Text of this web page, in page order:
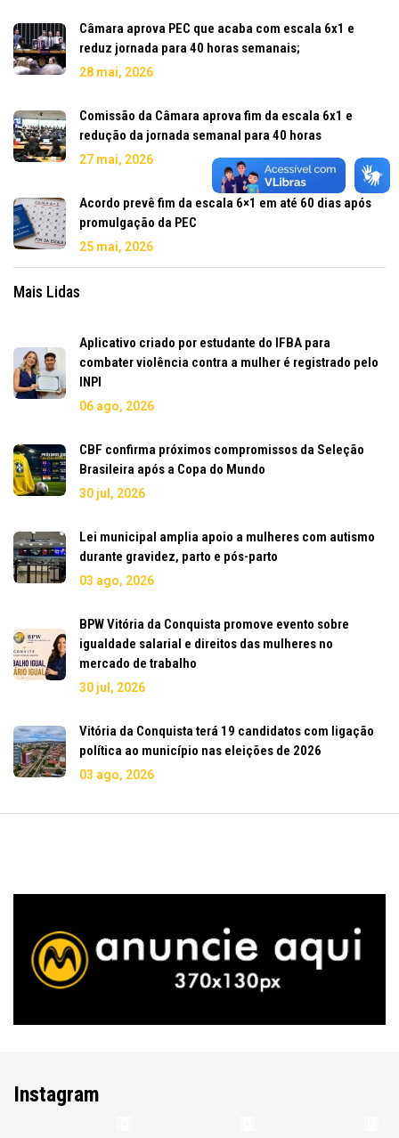
Câmara aprova PEC que acaba com escala 6x1 e
reduz jornada para 40 horas semanais;
28 mai, 2026
Comissão da Câmara aprova fim da escala 6x1 e
redução da jornada semanal para 40 horas
27 mai, 2026
Acordo prevê fim da escala 6×1 em até 60 dias após
promulgação da PEC
25 mai, 2026
Mais Lidas
Aplicativo criado por estudante do IFBA para
combater violência contra a mulher é registrado pelo
INPI
06 ago, 2026
CBF confirma próximos compromissos da Seleção
Brasileira após a Copa do Mundo
30 jul, 2026
Lei municipal amplia apoio a mulheres com autismo
durante gravidez, parto e pós-parto
03 ago, 2026
BPW Vitória da Conquista promove evento sobre
igualdade salarial e direitos das mulheres no
mercado de trabalho
30 jul, 2026
Vitória da Conquista terá 19 candidatos com ligação
política ao município nas eleições de 2026
03 ago, 2026
Instagram